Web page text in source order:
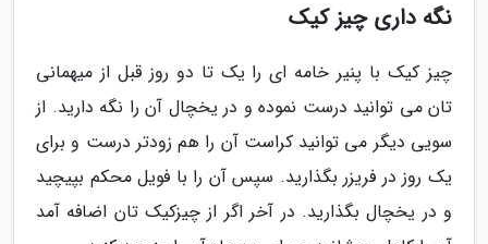
نگه داری چیز کیک
چیز کیک با پنیر خامه ای را یک تا دو روز قبل از میهمانی
تان می توانید درست نموده و در یخچال آن را نگه دارید. از
سویی دیگر می توانید کراست آن را هم زودتر درست و برای
یک روز در فریزر بگذارید. سپس آن را با فویل محکم بپیچید
و در یخچال بگذارید. در آخر اگر از چیزکیک تان اضافه آمد